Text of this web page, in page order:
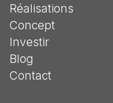
Réalisations
Concept
Investir
Blog
Contact